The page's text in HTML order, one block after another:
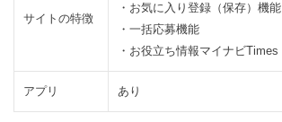
ビ
サイトの特徴
・お気に入り登録（保存）機能
・一括応募機能
・お役立ち情報マイナビTimes
アプリ あり